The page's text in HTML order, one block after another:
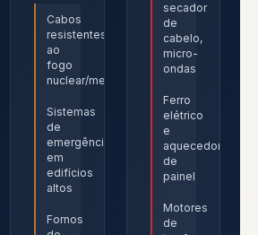
Cabos
resistentes
ao
fogo
nuclear/metrô/petroquímica
Sistemas
de
emergência
em
edifícios
altos
Fornos
secador
de
cabelo,
micro-
ondas
Ferro
elétrico
e
aquecedores
de
painel
Motores
de